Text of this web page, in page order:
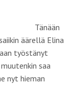
Tänään
äärellä Elina
työstänyt
saa
nyt hieman